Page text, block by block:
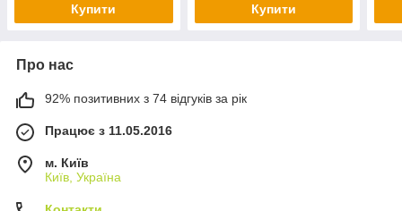
Купити Купити
Про нас
92% позитивних з 74 відгуків за рік
Працює з 11.05.2016
м. Київ
Київ, Україна